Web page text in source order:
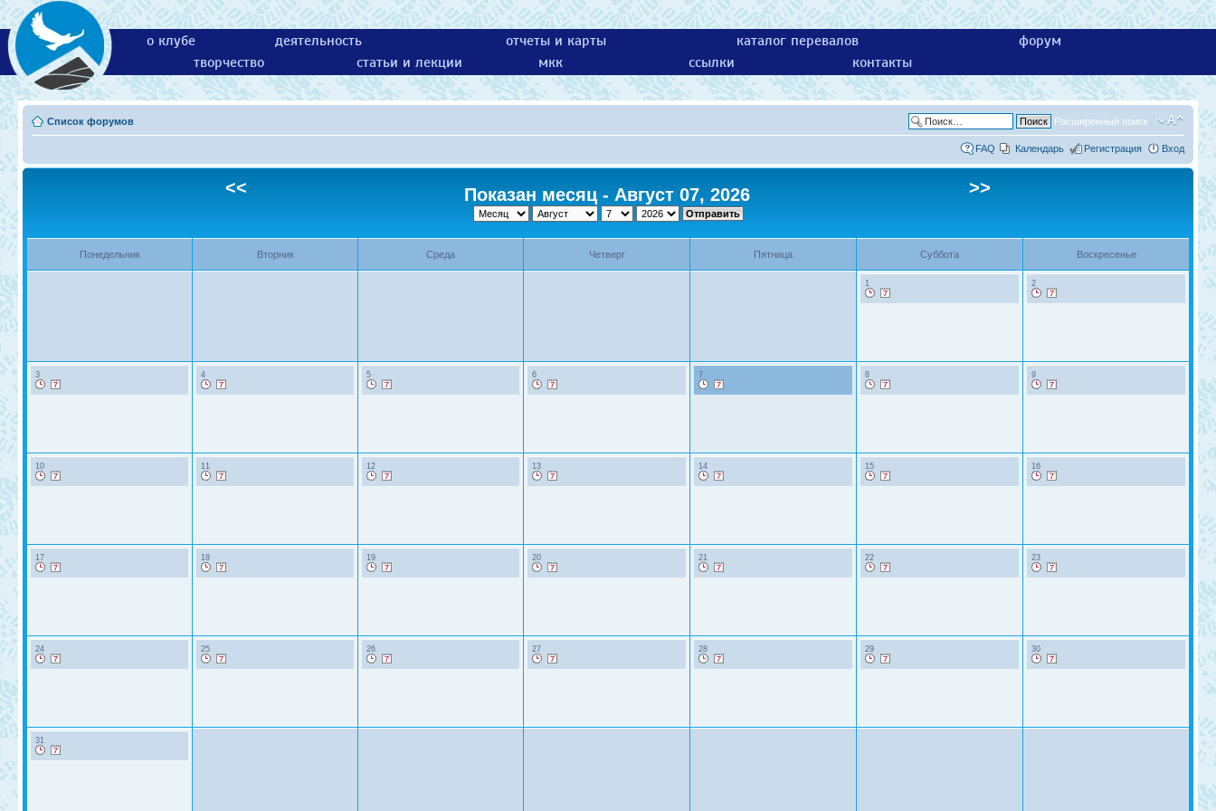
о клубе деятельность отчеты и карты каталог перевалов
форум
творчество
статьи и лекции мкк ссылки контакты
Список форумов Расширенный поиск
FAQ Календарь Регистрация Вход
<< Показан месяц - Август 07, 2026 >>
Понедельник Вторник Среда Четверг Пятница Суббота Воскресенье
1 2
3 4 5 6 7 8 9
10 11 12 13 14 15 16
17 18 19 20 21 22 23
24 25 26 27 28 29 30
31